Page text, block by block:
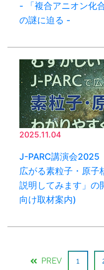
- 「複合アニオン化
の謎に迫る -
2025.11.04
J-PARC講演会2025
広がる素粒子・原子
説明してみます」の
向け取材案内)
PREV 1